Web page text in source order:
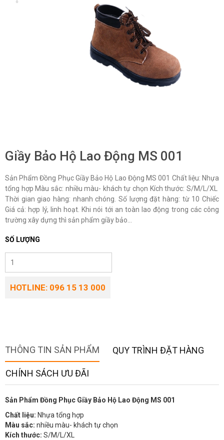
Giầy Bảo Hộ Lao Động MS 001
Sản Phẩm Đồng Phục Giầy Bảo Hộ Lao Động MS 001 Chất liệu: Nhựa
tổng hợp Màu sắc: nhiều màu- khách tự chọn Kích thước: S/M/L/XL
Thời gian giao hàng: nhanh chóng. Số lượng đặt hàng: từ 10 Chiếc
Giá cả: hợp lý, linh hoạt. Khi nói tới an toàn lao động trong các công
trường xây dựng thì sản phẩm giầy bảo...
SỐ LƯỢNG
HOTLINE: 096 15 13 000
THÔNG TIN SẢN PHẨM QUY TRÌNH ĐẶT HÀNG
CHÍNH SÁCH ƯU ĐÃI
Sản Phẩm Đồng Phục Giầy Bảo Hộ Lao Động MS 001
Chất liệu: Nhựa tổng hợp
Màu sắc: nhiều màu- khách tự chọn
Kích thước: S/M/L/XL